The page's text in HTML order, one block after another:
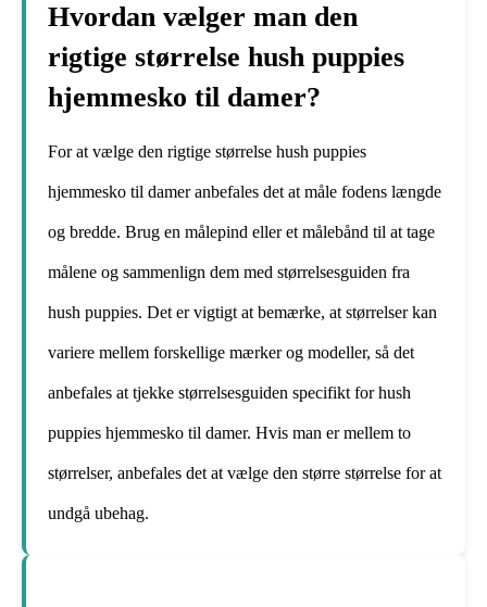
Hvordan vælger man den
rigtige størrelse hush puppies
hjemmesko til damer?
For at vælge den rigtige størrelse hush puppies
hjemmesko til damer anbefales det at måle fodens længde
og bredde. Brug en målepind eller et målebånd til at tage
målene og sammenlign dem med størrelsesguiden fra
hush puppies. Det er vigtigt at bemærke, at størrelser kan
variere mellem forskellige mærker og modeller, så det
anbefales at tjekke størrelsesguiden specifikt for hush
puppies hjemmesko til damer. Hvis man er mellem to
størrelser, anbefales det at vælge den større størrelse for at
undgå ubehag.